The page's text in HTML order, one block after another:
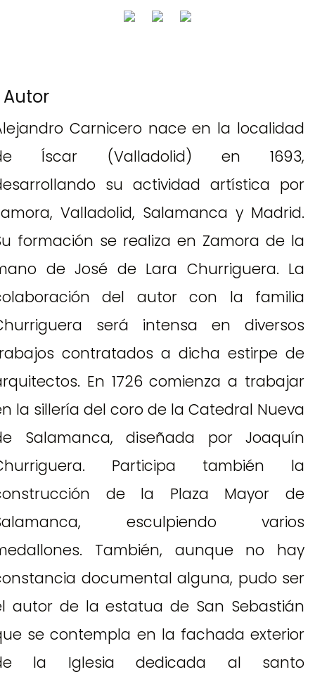
Autor
Carnicero nace en la localidad
Íscar (Valladolid) en 1693,
su actividad artística por
Valladolid, Salamanca y Madrid.
formación se realiza en Zamora de la
de José de Lara Churriguera. La
del autor con la familia
será intensa en diversos
contratados a dicha estirpe de
En 1726 comienza a trabajar
la sillería del coro de la Catedral Nueva
Salamanca, diseñada por Joaquín
Participa también la
de la Plaza Mayor de
esculpiendo varios
También, aunque no hay
documental alguna, pudo ser
autor de la estatua de San Sebastián
se contempla en la fachada exterior
la Iglesia dedicada al santo